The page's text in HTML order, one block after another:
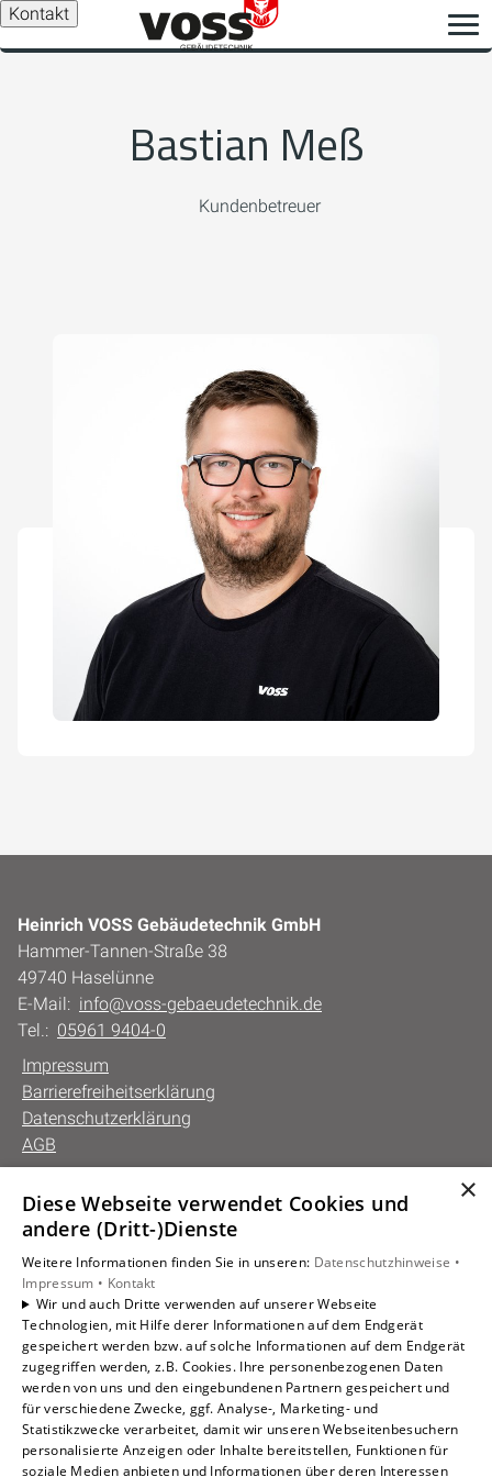
Kontakt
Bastian Meß
Kundenbetreuer
Heinrich VOSS Gebäudetechnik GmbH
Hammer-Tannen-Straße 38
49740 Haselünne
E-Mail: info@voss-gebaeudetechnik.de
Tel.: 05961 9404-0
Impressum
Barrierefreiheitserklärung
Datenschutzerklärung
AGB
Unsere Bereiche
Gewerbekunden
Karriere
Unternehmen
Kontakt
×
Diese Webseite verwendet Cookies und
andere (Dritt-)Dienste
Weitere Informationen finden Sie in unseren: Datenschutzhinweise •
Impressum • Kontakt
Wir und auch Dritte verwenden auf unserer Webseite
Technologien, mit Hilfe derer Informationen auf dem Endgerät
gespeichert werden bzw. auf solche Informationen auf dem Endgerät
zugegriffen werden, z.B. Cookies. Ihre personenbezogenen Daten
werden von uns und den eingebundenen Partnern gespeichert und
für verschiedene Zwecke, ggf. Analyse-, Marketing- und
Statistikzwecke verarbeitet, damit wir unseren Webseitenbesuchern
personalisierte Anzeigen oder Inhalte bereitstellen, Funktionen für
soziale Medien anbieten und Informationen über deren Interessen